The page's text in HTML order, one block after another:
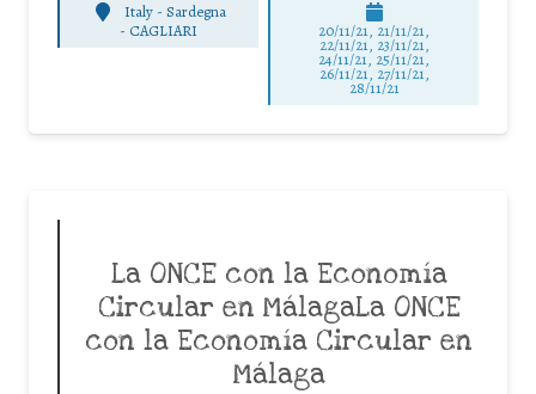
Italy - Sardegna
- CAGLIARI 20/11/21, 21/11/21,
22/11/21, 23/11/21,
24/11/21, 25/11/21,
26/11/21, 27/11/21,
28/11/21
La ONCE con la Economía
Circular en MálagaLa ONCE
con la Economía Circular en
Málaga